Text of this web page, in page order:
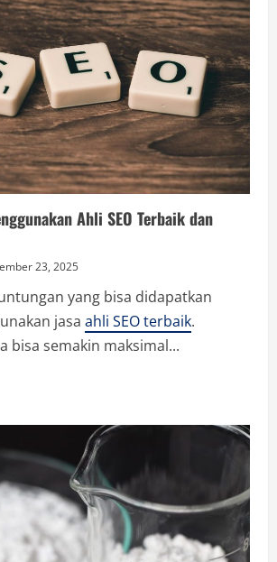
Ahli SEO Terbaik dan
23, 2025
yang bisa didapatkan
jasa ahli SEO terbaik.
bisa semakin maksimal...